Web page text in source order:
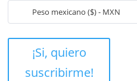
Peso mexicano ($) - MXN
cantidad
¡Si, quiero
suscribirme!